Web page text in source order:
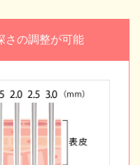
さの調整が可能